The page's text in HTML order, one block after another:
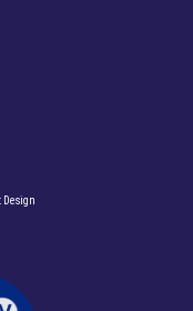
Design